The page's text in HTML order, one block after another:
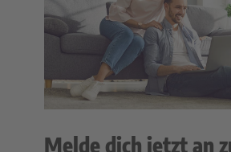
Melde dich jetzt an